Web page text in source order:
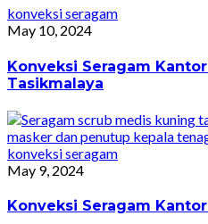
konveksi seragam
May 10, 2024
Konveksi Seragam
Tasikmalaya
konveksi seragam
May 9, 2024
Konveksi Seragam